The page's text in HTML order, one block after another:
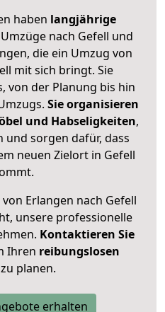
haben langjährige
nach Gefell und
die ein Umzug von
mit sich bringt. Sie
von der Planung bis hin
Sie organisieren
und Habseligkeiten,
und sorgen dafür, dass
neuen Zielort in Gefell
Erlangen nach Gefell
unsere professionelle
Kontaktieren Sie
Ihren reibungslosen
zu planen.
erhalten